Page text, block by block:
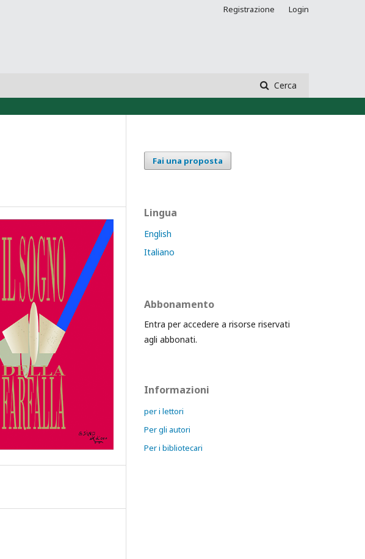
Cerca
Registrazione Login
Fai una proposta
Lingua
English
Italiano
Abbonamento
Entra per accedere a risorse riservati
agli abbonati.
Informazioni
per i lettori
Per gli autori
Per i bibliotecari